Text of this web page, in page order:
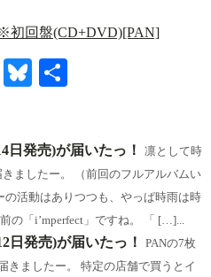
初回盤(CD+DVD)[PAN]
T
Bl
y
日発売)が届いたっ！
凛として時
ましたー。 （前回のフルアルバムい
活動はありつつも、やっぱ時雨は時
の「i’mperfect」ですね。 「 […]...
日発売)が届いたっ！
PANの7枚
きましたー。 特定の店舗で買うとイ